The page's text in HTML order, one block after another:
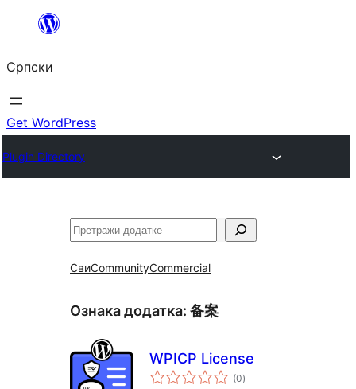
Скочи
садржај
Српски
Get WordPress
Plugin Directory
Претрага
СвиCommunityCommercial
Ознака додатка: 备案
WPICP License
(0укупних
оцена
)